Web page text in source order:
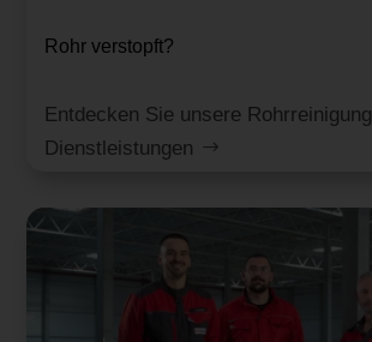
Rohr verstopft?
Entdecken Sie unsere Rohrreinigung
Dienstleistungen